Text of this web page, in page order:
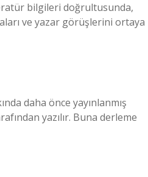
bilgileri doğrultusunda,
ve yazar görüşlerini ortaya
daha önce yayınlanmış
yazılır. Buna derleme